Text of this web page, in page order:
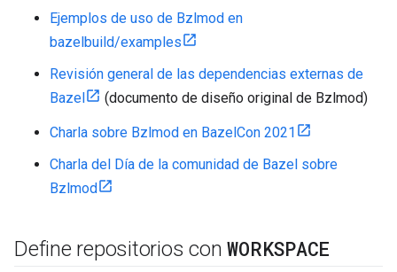
Ejemplos de uso de Bzlmod en
bazelbuild/examples
Revisión general de las dependencias externas de
Bazel
(documento de diseño original de Bzlmod)
Charla sobre Bzlmod en BazelCon 2021
Charla del Día de la comunidad de Bazel sobre
Bzlmod
Define repositorios conWORKSPACE